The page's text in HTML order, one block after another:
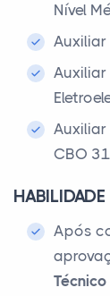
Nível
Auxiliar
CBO
Após
Técnico